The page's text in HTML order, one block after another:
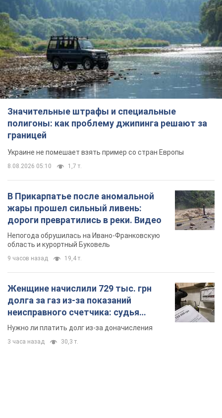
Значительные штрафы и специальные
полигоны: как проблему джипинга решают за
границей
Украине не помешает взять пример со стран Европы
8.08.2026 05:10 1,7 т.
В Прикарпатье после аномальной
жары прошел сильный ливень:
дороги превратились в реки. Видео
Непогода обрушилась на Ивано-Франковскую
Женщине начислили 729 тыс. грн
долга за газ из-за показаний
неисправного счетчика: судья
вынес неожиданное решение
3 часа назад 30,3 т.